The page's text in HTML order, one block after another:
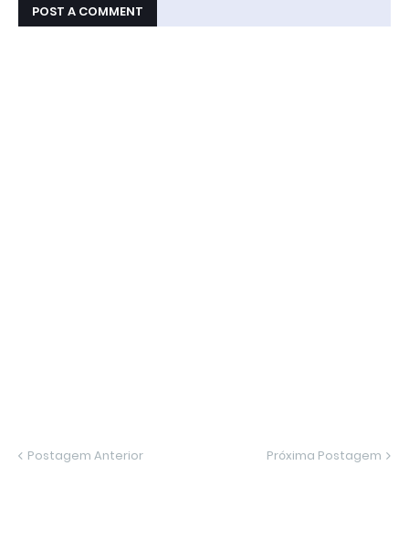
POST A COMMENT
Postagem Anterior Próxima Postagem